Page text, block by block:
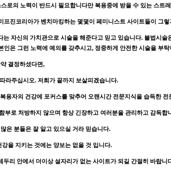
로의 노력이 반드시 필요합니다만 복용중에 받을 수 있는 스트
진코리아가 벤치마킹하는 몇몇이 페미니스트 사이트들이 그렇
자신의 가치관으로 시술을 해준다고 믿고 있습니다. 불법시
은 그런 노력에 예의를 갖추시고, 정중하게 안전한 시술을 부
결정하셨다면,
라주십시오. 저희가 끝까지 보살피겠습니다.
용자의 건강에 포커스를 맞추어 오랜시간 전문지식을 습득한 전
부로 처방하지 않으며 항상 긴장하고 여러분을 관리하고 감독합
은 분들은 잘 알고 있으실 거라 믿습니다.
을 지키는 것에는 양보는 없을 것 입니다.
리 안에서 더이상 설자리가 없는 사이트가 되길 간절히 바랍니